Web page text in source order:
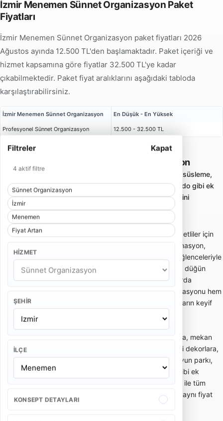
Filtreler Kapat
4 aktif filtre
Sünnet Organizasyon
İzmir
Menemen
Fiyat Artan
HIZMET
ŞEHIR
İLÇE
KONSEPT DETAYLARI
İzmir Menemen Sünnet Organizasyon Paket
Fiyatları
İzmir Menemen Sünnet Organizasyon paket fiyatları 2026
Ağustos ayında 12.500 TL'den başlamaktadır. Paket içeriği ve
hizmet kapsamına göre fiyatlar 32.500 TL'ye kadar
çıkabilmektedir. Paket fiyat aralıklarını aşağıdaki tabloda
karşılaştırabilirsiniz.
İzmir Menemen Sünnet Organizasyon En Düşük - En Yüksek
Profesyonel Sünnet Organizasyon 12.500 - 32.500 TL
İzmir Menemen Sünnet Organizasyon
Sünnet organizasyonu; sünnet tahtı, konsept süsleme,
animasyon, palyaço, müzik, mehter veya bando gibi ek
hizmetlerle çocuklara uygun eğlence paketlerini
karşılaştırmayı sağlar.
Sünnet organizasyonu; sünnet çocuğu ve davetliler için
konsept süsleme, sünnet tahtı, giriş akışı, animasyon,
palyaço, müzik, bando, mehter veya çocuk eğlenceleriyle
planlanan organizasyon hizmetidir. Ev, bahçe, düğün
salonu, otel veya açık alan gibi farklı mekanlarda
uygulanabilir. Doğru planlanan sünnet organizasyonu hem
aile törenini düzenli hale getirir hem de çocukların keyif
alacağı güvenli bir eğlence ortamı oluşturur.
Sünnet organizasyonu fiyatları; davetli sayısına, mekan
tipine, sünnet tahtı veya padişah konsepti gibi dekorlara,
animasyon ekibine, palyaço, maskot, şişme oyun parkı,
mehter, bando, DJ, fotoğraf-video ve ikram gibi ek
hizmetlere göre değişir. Temel süsleme paketi ile tüm
eğlence akışını içeren kapsamlı sünnet paketi aynı fiyat